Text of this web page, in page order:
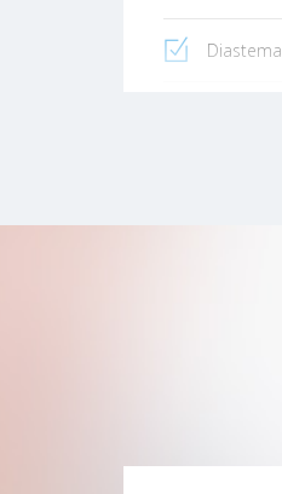
Diastema